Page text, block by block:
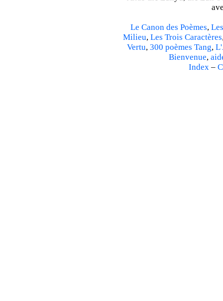
Le Canon des Poèmes,
Milieu, Les Trois Caractères
Vertu, 300 poèmes Tang,
Bienvenue,
Index –